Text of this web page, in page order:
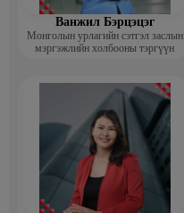
Ванжил Бэрцэцэг
Монголын урлагийн сэтгэл заслын
мэргэжлийн холбооны тэргүүн